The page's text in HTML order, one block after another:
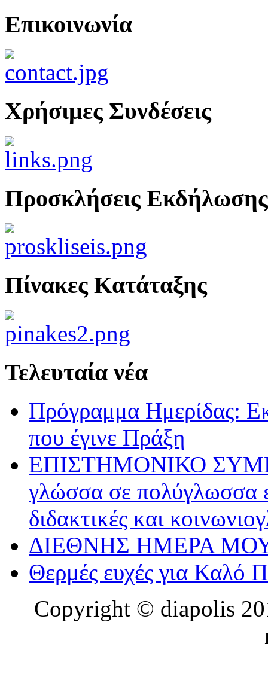
Επικοινωνία
Χρήσιμες Συνδέσεις
Προσκλήσεις
Πίνακες Κατάταξης
Τελευταία νέα
Πρόγραμμα Ημερίδας:
που έγινε Πράξη
ΕΠΙΣΤΗΜΟΝΙΚΟ
γλώσσα σε πολύγλωσσα
διδακτικές και
ΔΙΕΘΝΗΣ ΗΜΕΡΑ
Θερμές ευχές για Καλό
Copyright © diapolis